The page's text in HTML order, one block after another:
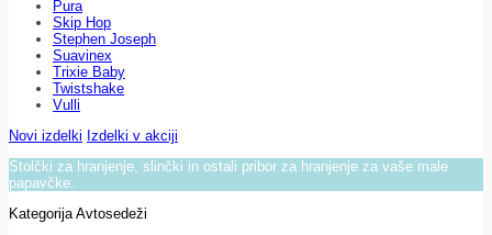
Pura
Skip Hop
Stephen Joseph
Suavinex
Trixie Baby
Twistshake
Vulli
Novi izdelki Izdelki v akciji
Stolčki za hranjenje, slinčki in ostali pribor za hranjenje za vaše male
papavčke.
Kategorija Avtosedeži